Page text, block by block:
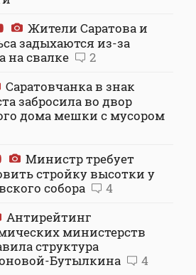
Жители Саратова и
задыхаются из-за
на свалке
2
Саратовчанка в знак
забросила во двор
дома мешки с мусором
Министр требует
стройку высотки у
собора
4
Антирейтинг
министерств
структура
Бутылкина
4